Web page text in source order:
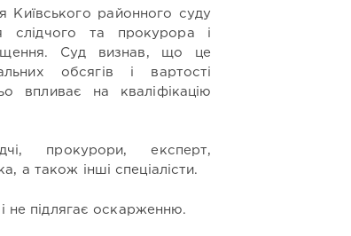
Київського районного суду
слідчого та прокурора і
Суд визнав, що це
обсягів і вартості
впливає на кваліфікацію
прокурори, експерт,
а також інші спеціалісти.
не підлягає оскарженню.